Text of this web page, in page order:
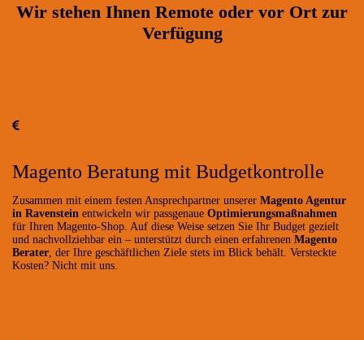
Wir stehen Ihnen Remote oder vor Ort zur
Verfügung
Magento Beratung mit Budgetkontrolle
Zusammen mit einem festen Ansprechpartner unserer Magento Agentur
in Ravenstein entwickeln wir passgenaue Optimierungsmaßnahmen
für Ihren Magento-Shop. Auf diese Weise setzen Sie Ihr Budget gezielt
und nachvollziehbar ein – unterstützt durch einen erfahrenen Magento
Berater , der Ihre geschäftlichen Ziele stets im Blick behält. Versteckte
Kosten? Nicht mit uns.